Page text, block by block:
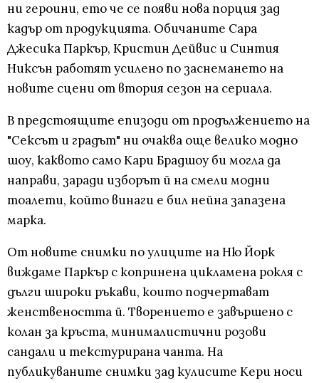
ни героини, ето че се появи нова порция зад
кадър от продукцията. Обичаните Сара
Джесика Паркър, Кристин Дейвис и Синтия
Никсън работят усилено по заснемането на
новите сцени от втория сезон на сериала.
В предстоящите епизоди от продължението на
"Сексът и градът" ни очаква още велико модно
шоу, каквото само Кари Брадшоу би могла да
направи, заради изборът й на смели модни
тоалети, който винаги е бил нейна запазена
марка.
От новите снимки по улиците на Ню Йорк
виждаме Паркър с копринена цикламена рокля с
дълги широки ръкави, които подчертават
женствеността й. Творението е завършено с
колан за кръста, минималистични розови
сандали и текстурирана чанта. На
публикуваните снимки зад кулисите Кери носи